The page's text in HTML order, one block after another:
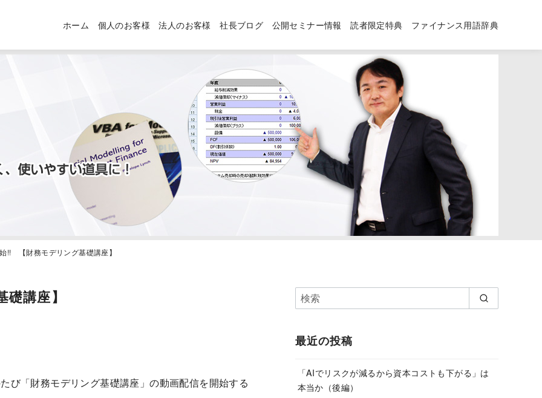
ホーム 個人のお客様 法人のお客様 社長ブログ 公開セミナー情報 読者限定特典 ファイナンス用語辞典
!! 【財務モデリング基礎講座】
講座】
び「財務モデリング基礎講座」の動画配信を開始する
最近の投稿
「AIでリスクが減るから資本コストも下がる」は
本当か（後編）